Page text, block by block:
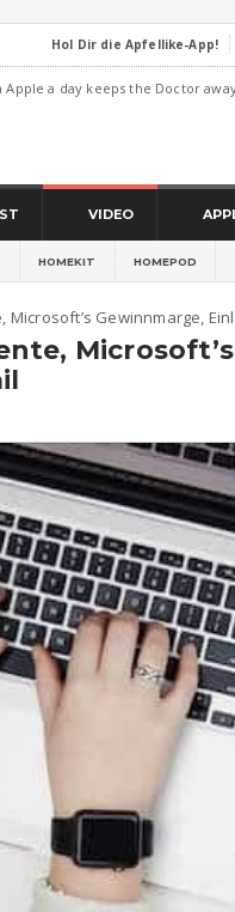
Hol Dir die Apfellike-App!
Apple a day keeps the Doctor
VIDEO
HOMEKIT HOMEPOD
Microsoft’s Gewinnmarge,